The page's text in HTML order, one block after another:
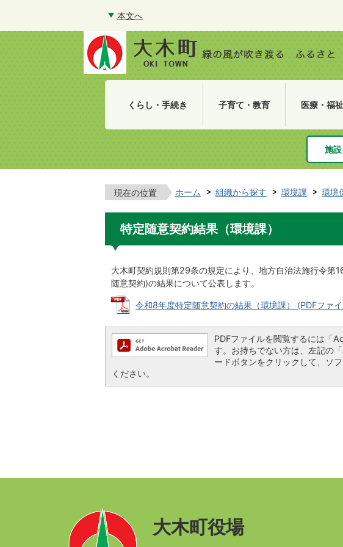
本文へ
くらし・手続き 子育て・教育 医療・福祉
施
現在の位置 ホーム 組織から探す 環境課 環境
特定随意契約結果（環境課）
大木町契約規則第29条の規定により、地方自治法施行令第
随意契約)の結果について公表します。
令和8年度特定随意契約の結果（環境課） (PDFファ
PDFファイルを閲覧するには「
す。お持ちでない方は、左記の
ードボタンをクリックして、ソ
ください。
大木町役場